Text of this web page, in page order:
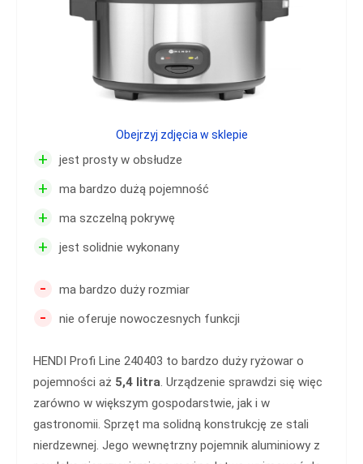
+ jest prosty w obsłudze
+ ma bardzo dużą pojemność
+ ma szczelną pokrywę
+ jest solidnie wykonany
- ma bardzo duży rozmiar
- nie oferuje nowoczesnych funkcji
HENDI Profi Line 240403 to bardzo duży ryżowar o
pojemności aż 5,4 litra. Urządzenie sprawdzi się więc
zarówno w większym gospodarstwie, jak i w
gastronomii. Sprzęt ma solidną konstrukcję ze stali
nierdzewnej. Jego wewnętrzny pojemnik aluminiowy z
Obejrzyj zdjęcia w sklepie